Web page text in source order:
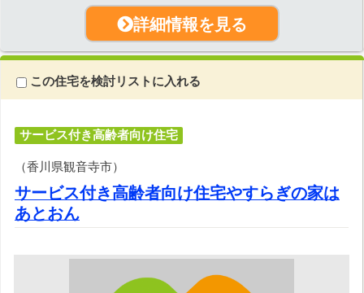
詳細情報を見る
この住宅を検討リストに入れる
サービス付き高齢者向け住宅
（香川県観音寺市）
サービス付き高齢者向け住宅やすらぎの家は
あとおん